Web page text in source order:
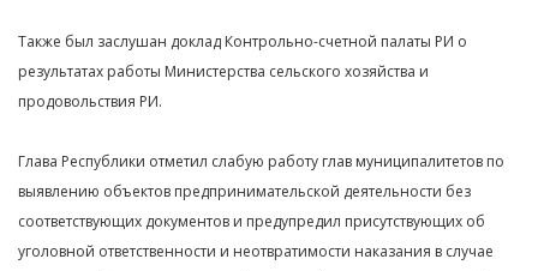
Также был заслушан доклад Контрольно-счетной палаты РИ о
результатах работы Министерства сельского хозяйства и
продовольствия РИ.
Глава Республики отметил слабую работу глав муниципалитетов по
выявлению объектов предпринимательской деятельности без
соответствующих документов и предупредил присутствующих об
уголовной ответственности и неотвратимости наказания в случае